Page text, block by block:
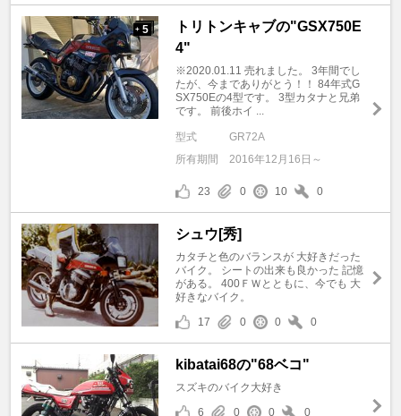
+ 5
トリトンキャブの"GSX750E
4"
※2020.01.11 売れました。 3年間でし
たが、今までありがとう！！ 84年式G
SX750Eの4型です。 3型カタナと兄弟
です。 前後ホイ ...
型式
GR72A
所有期間
2016年12月16日～
23 0 10 0
シュウ[秀]
カタチと色のバランスが 大好きだった
バイク。 シートの出来も良かった 記憶
がある。 400ＦＷとともに、今でも 大
好きなバイク。
17
0 0 0
kibatai68の"68ベコ"
スズキのバイク大好き
6
0 0 0